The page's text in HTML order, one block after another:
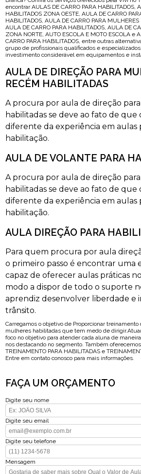
encontrar AULAS DE CARRO PARA HABILITADOS,
HABILITADOS ZONA OESTE, AULA DE CARRO
HABILITADOS, AULA DE CARRO PARA
AULA DE CARRO PARA HABILITADOS, AULA DE
ZONA NORTE, AUTO ESCOLA E MOTO ESCOLA e
CARRO PARA HABILITADOS, entre outras
grupo de profissionais qualificados e
investimento considerável em equipamentos e
AULA DE DIREÇÃO PARA
RECÉM HABILITADAS
A procura por aula de direção
habilitadas se deve ao fato de que
diferente da experiência em aulas
habilitação.
AULA DE VOLANTE PARA
A procura por aula de direção
habilitadas se deve ao fato de que
diferente da experiência em aulas
habilitação.
AULA DIREÇÃO PARA
Para quem procura por aula
o primeiro passo é encontrar uma
capaz de oferecer aulas práticas
modo a dispor de todo o suporte
aprendiz desenvolver liberdade e
trânsito.
Carregamos o objetivo de Proporcionar
mulheres habilitadas que tem medo de
foco no objetivo para atender cada aluna de
nos destacando no segmento. Também
TREINAMENTO PARA HABILITADAS e
Entre em contato conosco para mais informações.
FAÇA UM ORÇAMENTO
Digite seu nome
Digite seu email
Digite seu telefone
Mensagem